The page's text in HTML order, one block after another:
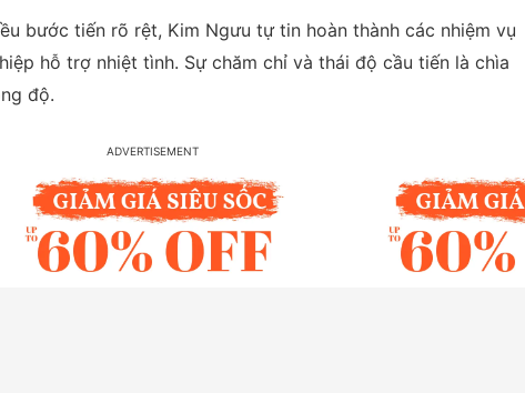
bước tiến rõ rệt, Kim Ngưu tự tin hoàn thành các nhiệm vụ
hỗ trợ nhiệt tình. Sự chăm chỉ và thái độ cầu tiến là chìa
độ.